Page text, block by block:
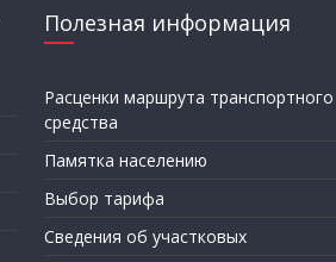
Полезная информация
Расценки маршрута транспортного
средства
Памятка населению
Выбор тарифа
Сведения об участковых